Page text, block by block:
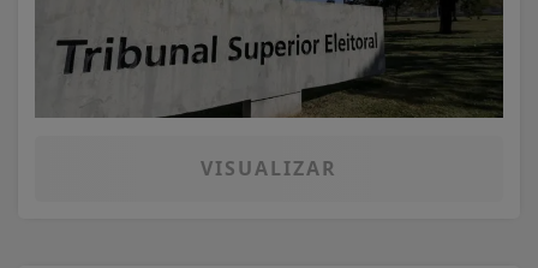
VISUALIZAR